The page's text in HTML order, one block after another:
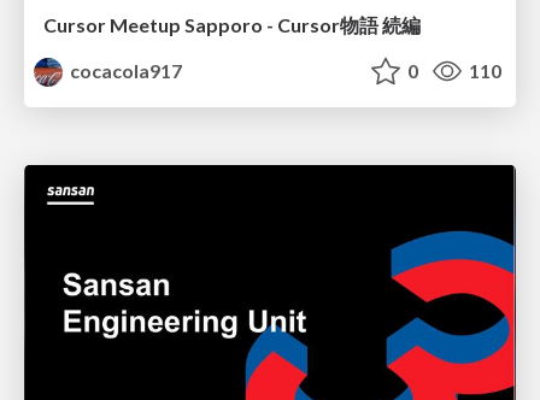
Cursor Meetup Sapporo - Cursor物語 続編
cocacola917
0 110